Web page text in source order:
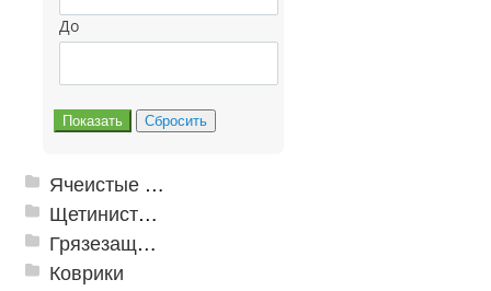
До
Ячеистые грязезащитные покрытия
Щетинистые покрытия
Грязезащитные, влаговпитывающие покрытия
Коврики